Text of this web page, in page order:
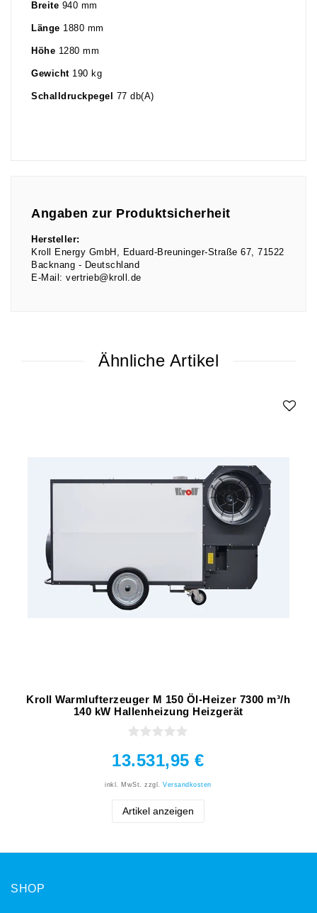
Breite 940 mm
Länge 1880 mm
Höhe 1280 mm
Gewicht 190 kg
Schalldruckpegel 77 db(A)
Angaben zur Produktsicherheit
Hersteller:
Kroll Energy GmbH
Eduard-Breuninger-Straße 67
71522
Backnang
Deutschland
E-Mail: vertrieb@kroll.de
Ähnliche Artikel
Kroll Warmlufterzeuger M 150 Öl-Heizer 7300 m³/h
140 kW Hallenheizung Heizgerät
13.531,95 €
inkl. MwSt. zzgl.Versandkosten
Artikel anzeigen
SHOP